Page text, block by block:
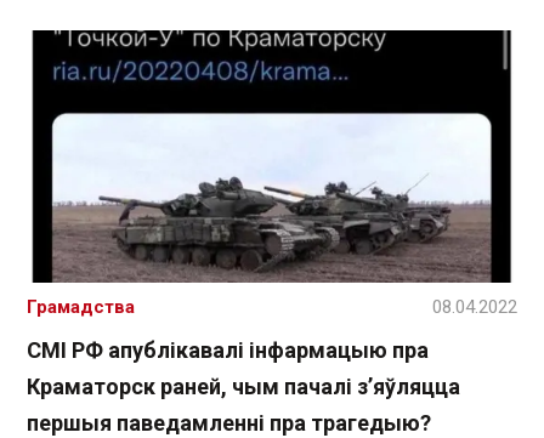
СМІ РФ апублікавалі інфармацыю пра
Краматорск раней, чым пачалі з’яўляцца
першыя паведамленні пра трагедыю?
Грамадства 08.04.2022